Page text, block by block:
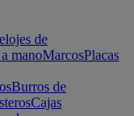
de
manoMarcosPlacas
Burros de
Cajas